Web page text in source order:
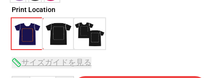
Print Location
サイズガイドを見る